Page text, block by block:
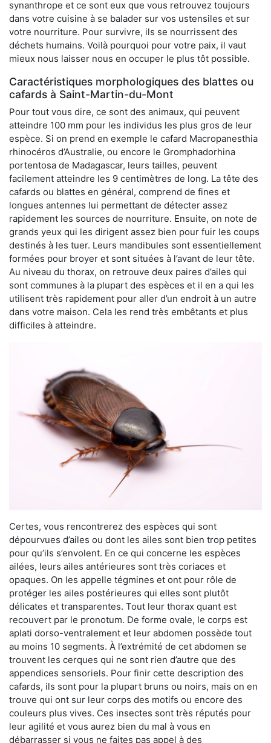
synanthrope et ce sont eux que vous retrouvez toujours
dans votre cuisine à se balader sur vos ustensiles et sur
votre nourriture. Pour survivre, ils se nourrissent des
déchets humains. Voilà pourquoi pour votre paix, il vaut
mieux nous laisser nous en occuper le plus tôt possible.
Caractéristiques morphologiques des blattes ou
cafards à Saint-Martin-du-Mont
Pour tout vous dire, ce sont des animaux, qui peuvent
atteindre 100 mm pour les individus les plus gros de leur
espèce. Si on prend en exemple le cafard Macropanesthia
rhinocéros d’Australie, ou encore le Gromphadorhina
portentosa de Madagascar, leurs tailles, peuvent
facilement atteindre les 9 centimètres de long. La tête des
cafards ou blattes en général, comprend de fines et
longues antennes lui permettant de détecter assez
rapidement les sources de nourriture. Ensuite, on note de
grands yeux qui les dirigent assez bien pour fuir les coups
destinés à les tuer. Leurs mandibules sont essentiellement
formées pour broyer et sont situées à l’avant de leur tête.
Au niveau du thorax, on retrouve deux paires d’ailes qui
sont communes à la plupart des espèces et il en a qui les
utilisent très rapidement pour aller d’un endroit à un autre
dans votre maison. Cela les rend très embêtants et plus
difficiles à atteindre.
Certes, vous rencontrerez des espèces qui sont
dépourvues d’ailes ou dont les ailes sont bien trop petites
pour qu’ils s’envolent. En ce qui concerne les espèces
ailées, leurs ailes antérieures sont très coriaces et
opaques. On les appelle tégmines et ont pour rôle de
protéger les ailes postérieures qui elles sont plutôt
délicates et transparentes. Tout leur thorax quant est
recouvert par le pronotum. De forme ovale, le corps est
aplati dorso-ventralement et leur abdomen possède tout
au moins 10 segments. À l’extrémité de cet abdomen se
trouvent les cerques qui ne sont rien d’autre que des
appendices sensoriels. Pour finir cette description des
cafards, ils sont pour la plupart bruns ou noirs, mais on en
trouve qui ont sur leur corps des motifs ou encore des
couleurs plus vives. Ces insectes sont très réputés pour
leur agilité et vous aurez bien du mal à vous en
débarrasser si vous ne faites pas appel à des